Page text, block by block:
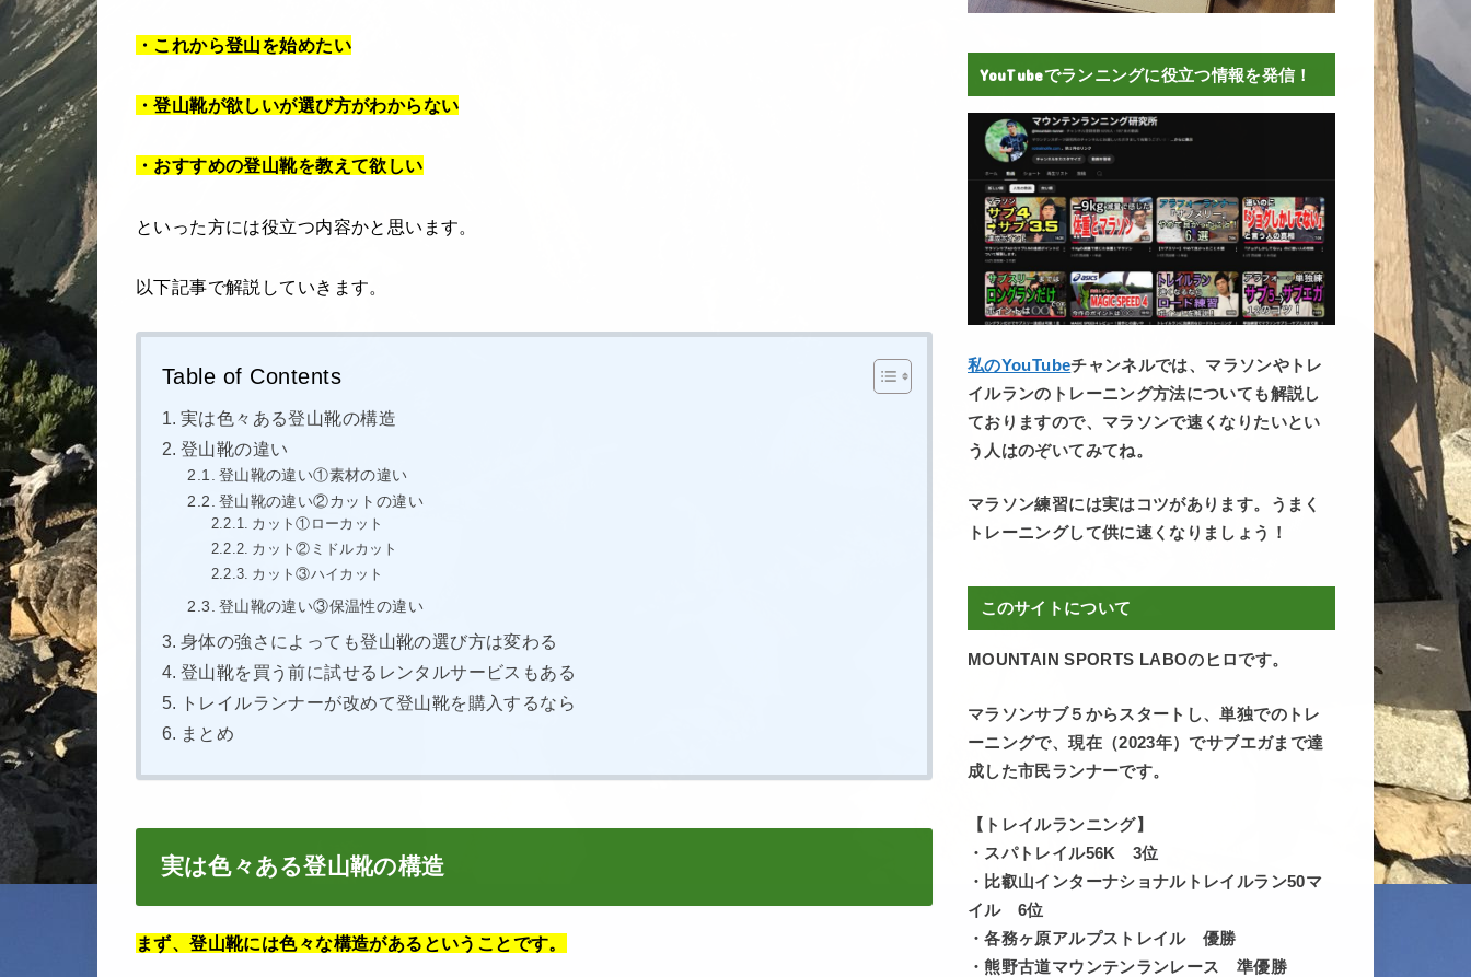
・これから登山を始めたい
・登山靴が欲しいが選び方がわからない
・おすすめの登山靴を教えて欲しい
といった方には役立つ内容かと思います。
以下記事で解説していきます。
Table of Contents
実は色々ある登山靴の構造
登山靴の違い
登山靴の違い①素材の違い
登山靴の違い②カットの違い
カット①ローカット
カット②ミドルカット
カット③ハイカット
登山靴の違い③保温性の違い
身体の強さによっても登山靴の選び方は変わる
登山靴を買う前に試せるレンタルサービスもある
トレイルランナーが改めて登山靴を購入するなら
まとめ
実は色々ある登山靴の構造
まず、登山靴には色々な構造があるということです。
YouTubeでランニングに役立つ情報を発信！
私のYouTubeチャンネルでは、マラソンやトレ
イルランのトレーニング方法についても解説し
ておりますので、マラソンで速くなりたいとい
う人はのぞいてみてね。
マラソン練習には実はコツがあります。うまく
トレーニングして供に速くなりましょう！
このサイトについて
MOUNTAIN SPORTS LABOのヒロです。
マラソンサブ５からスタートし、単独でのトレ
ーニングで、現在（2023年）でサブエガまで達
成した市民ランナーです。
【トレイルランニング】
・スパトレイル56K 3位
・比叡山インターナショナルトレイルラン50マ
イル 6位
・各務ヶ原アルプストレイル 優勝
・熊野古道マウンテンランレース 準優勝